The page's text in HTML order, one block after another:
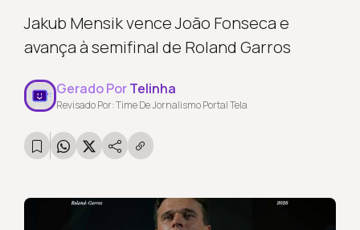
Jakub Mensik vence João Fonseca e
avança à semifinal de Roland Garros
Gerado PorTelinha
Revisado Por: Time De Jornalismo Portal Tela